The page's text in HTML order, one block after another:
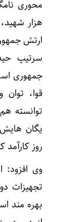
ارتش
سرتیپ
جمهوری
قوا،
توانسته
یگان هایش
روز کارآمد
وی افزود:
تجهیزات
بهره مند